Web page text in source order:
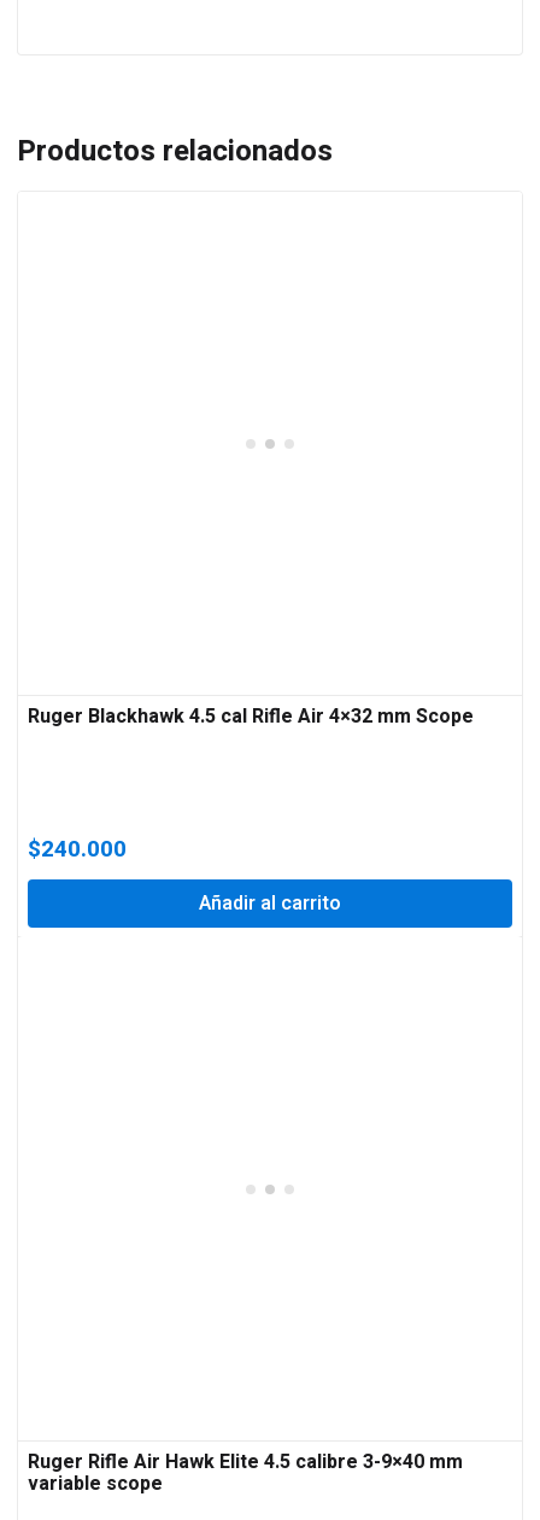
Productos relacionados
Ruger Blackhawk 4.5 cal Rifle Air 4×32 mm Scope
$240.000
Añadir al carrito
Ruger Rifle Air Hawk Elite 4.5 calibre 3-9×40 mm
variable scope